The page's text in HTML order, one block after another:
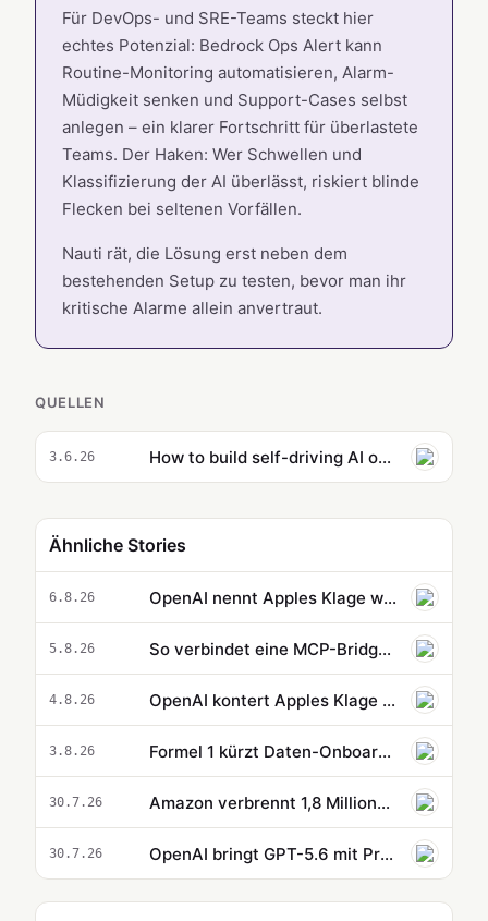
Für DevOps- und SRE-Teams steckt hier
echtes Potenzial: Bedrock Ops Alert kann
Routine-Monitoring automatisieren, Alarm-
Müdigkeit senken und Support-Cases selbst
anlegen – ein klarer Fortschritt für überlastete
Teams. Der Haken: Wer Schwellen und
Klassifizierung der AI überlässt, riskiert blinde
Flecken bei seltenen Vorfällen.
Nauti rät, die Lösung erst neben dem
bestehenden Setup zu testen, bevor man ihr
kritische Alarme allein anvertraut.
QUELLEN
3.6.26 How to build self-driving AI operations on Amazon Bedrock at scale
Ähnliche Stories
6.8.26 OpenAI nennt Apples Klage wegen Geschäftsgeheimnissen haltlos
5.8.26 So verbindet eine MCP-Bridge Cloud-Agents mit deinen lokalen MCP-Tools
4.8.26 OpenAI kontert Apples Klage jetzt öffentlich
3.8.26 Formel 1 kürzt Daten-Onboarding mit agentic AI von acht Wochen auf 40 Minuten
30.7.26 Amazon verbrennt 1,8 Millionen Dollar mit Claude für eine Routineaufgabe
30.7.26 OpenAI bringt GPT-5.6 mit Prompt-Caching auf Amazon Bedrock